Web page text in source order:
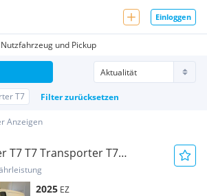
Einloggen
und Pickup
T7 Filter zurücksetzen
Anzeigen
T7 T7 Transporter T7
Transporter /
2025 EZ